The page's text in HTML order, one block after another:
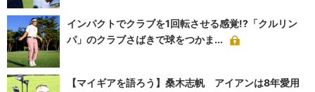
インパクトでクラブを1回転させる感覚!?「クルリン
パ」のクラブさばきで球をつかま...
【マイギアを語ろう】桑木志帆 アイアンは8年愛用